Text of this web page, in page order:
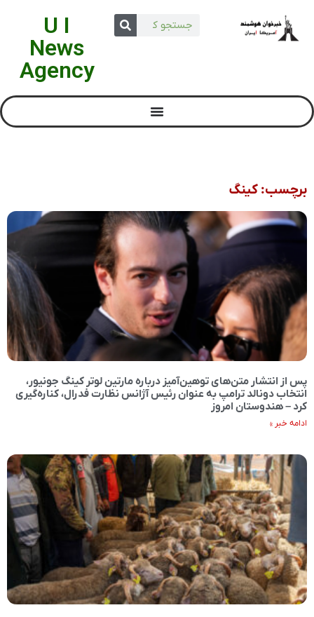
U I
News
Agency
برچسب: کینگ
پس از انتشار متن‌های توهین‌آمیز درباره مارتین لوتر کینگ جونیور،
انتخاب دونالد ترامپ به عنوان رئیس آژانس نظارت فدرال، کناره‌گیری
کرد – هندوستان امروز
ادامه خبر »